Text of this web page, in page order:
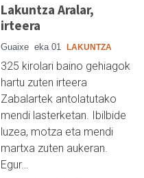
Lakuntza Aralar,
irteera
Guaixe eka 01 LAKUNTZA
325 kirolari baino gehiagok
hartu zuten irteera
Zabalartek antolatutako
mendi lasterketan. Ibilbide
luzea, motza eta mendi
martxa zuten aukeran.
Egur…